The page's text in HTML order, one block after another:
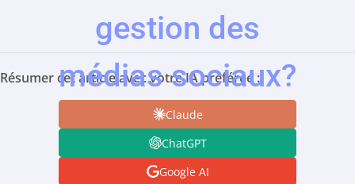
gestion des
médias sociaux?
Résumer cet article avec votre IA préférée :
Claude
ChatGPT
Google AI